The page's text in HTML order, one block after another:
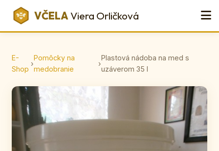
VČELAViera Orličková
E-
Shop
›
Pomôcky na
medobranie
›
Plastová nádoba na med s
uzáverom 35 l